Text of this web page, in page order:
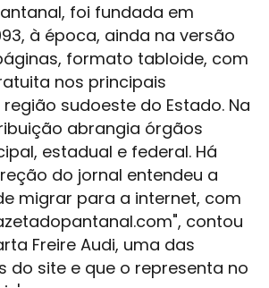
foi fundada em
à época, ainda na versão
formato tabloide, com
nos principais
sudoeste do Estado. Na
abrangia órgãos
estadual e federal. Há
do jornal entendeu a
migrar para a internet, com
contou
Freire Audi, uma das
do site e que o representa no